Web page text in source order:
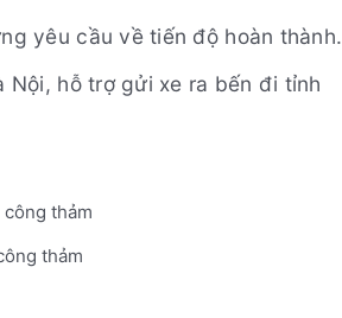
yêu cầu về tiến độ hoàn thành.
Nội, hỗ trợ gửi xe ra bến đi tỉnh
thảm